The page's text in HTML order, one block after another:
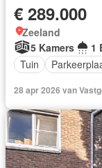
€ 289.000
Zeeland
5 Kamers
1
Tuin
28 apr 2026 van